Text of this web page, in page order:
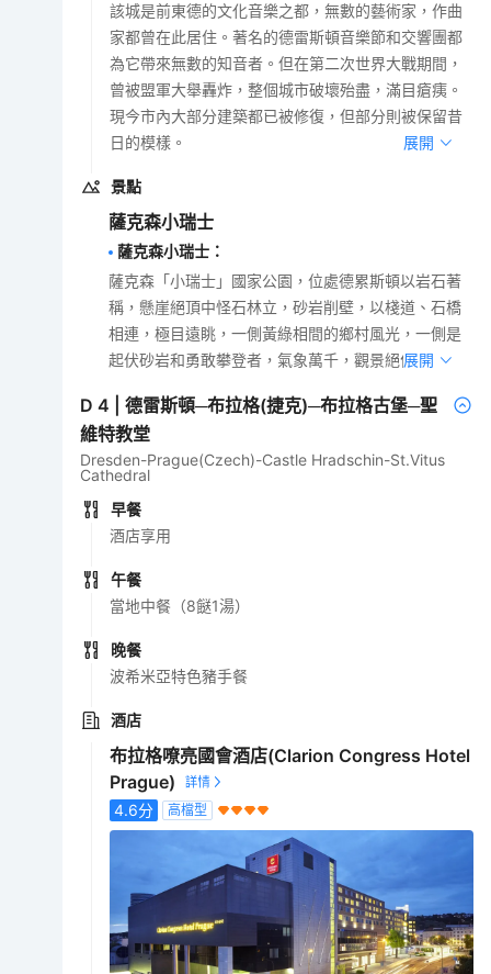
該城是前東德的文化音樂之都，無數的藝術家，作曲
家都曾在此居住。著名的德雷斯頓音樂節和交響團都
為它帶來無數的知音者。但在第二次世界大戰期間，
曾被盟軍大舉轟炸，整個城市破壞殆盡，滿目瘡痍。
現今市內大部分建築都已被修復，但部分則被保留昔
日的模樣。
展開
景點
薩克森小瑞士
薩克森小瑞士 ：
薩克森「小瑞士」國家公園，位處德累斯頓以岩石著
稱，懸崖絕頂中怪石林立，砂岩削壁，以棧道、石橋
相連，極目遠眺，一側黃綠相間的鄉村風光，一側是
起伏砂岩和勇敢攀登者，氣象萬千，觀景絕佳。
展開
D4 |德雷斯頓─布拉格(捷克)─布拉格古堡─聖
維特教堂
Dresden-Prague(Czech)-Castle Hradschin-St.Vitus
Cathedral
早餐
酒店享用
午餐
當地中餐（8餸1湯）
晚餐
波希米亞特色豬手餐
酒店
布拉格嘹亮國會酒店(Clarion Congress Hotel
Prague)
4.6分 高檔型